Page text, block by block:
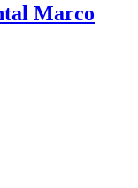
Marco
Marco (ERAM)